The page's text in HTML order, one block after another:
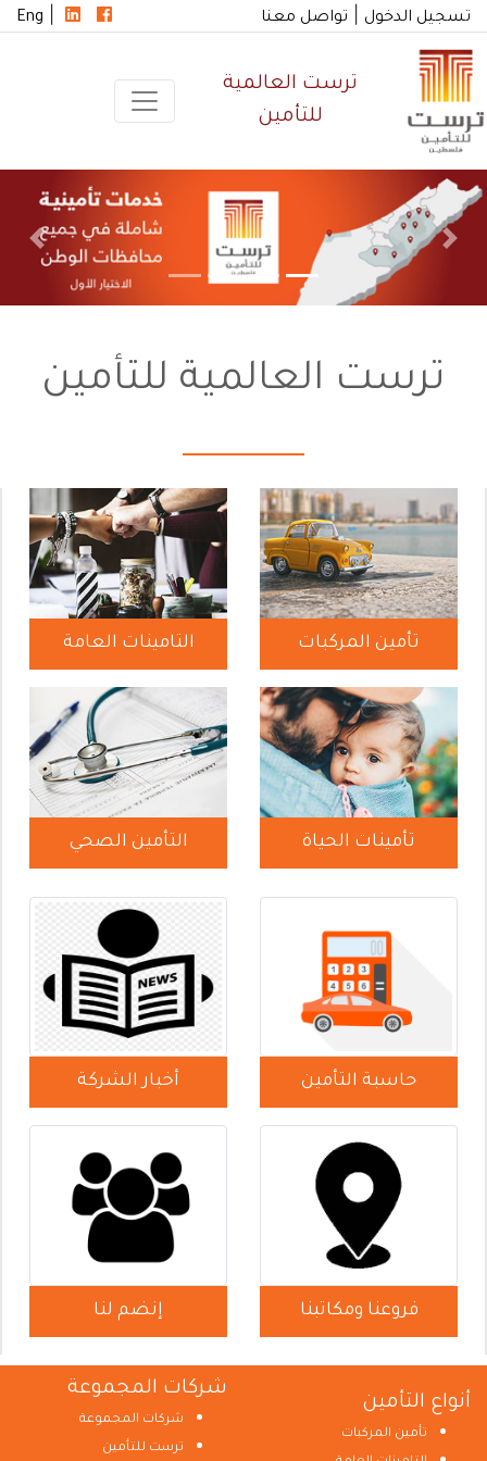
تسجيل الدخول تواصل معنا Eng
ترست العالمية
للتأمين
ترست العالمية للتأمين
تأمين المركبات التامينات العامة
تأمينات الحياة التأمين الصحي
حاسبة التأمين أخبار الشركة
فروعنا ومكاتبنا إنضم لنا
أنواع التأمين
تأمين المركبات
شركات المجموعة
شركات المجموعة
ترست للتأمين